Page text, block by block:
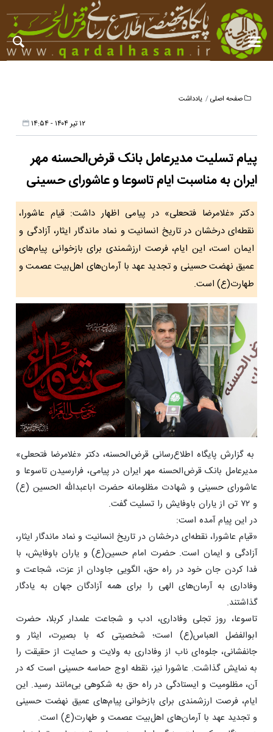
صفحه اصلی یادداشت
۱۲ تیر ۱۴۰۴ - ۱۴:۵۴
پیام تسلیت مدیرعامل بانک قرض‌الحسنه مهر
ایران به مناسبت ایام تاسوعا و عاشورای حسینی
دکتر «غلامرضا فتحعلی» در پیامی اظهار داشت: قیام عاشورا،
نقطه‌ای درخشان در تاریخ انسانیت و نماد ماندگار ایثار، آزادگی و
ایمان است، این ایام، فرصت ارزشمندی برای بازخوانی پیام‌های
عمیق نهضت حسینی و تجدید عهد با آرمان‌های اهل‌بیت عصمت و
طهارت(ع) است.
به گزارش پایگاه اطلاع‌رسانی قرض‌الحسنه، دکتر «غلامرضا فتحعلی»
مدیرعامل بانک قرض‌الحسنه مهر ایران در پیامی، فرارسیدن تاسوعا و
عاشورای حسینی و شهادت مظلومانه حضرت اباعبدالله الحسین (ع)
و ۷۲ تن از یاران باوفایش را تسلیت گفت.
در این پیام آمده است:
«قیام عاشورا، نقطه‌ای درخشان در تاریخ انسانیت و نماد ماندگار ایثار،
آزادگی و ایمان است. حضرت امام حسین(ع) و یاران باوفایش، با
فدا کردن جان خود در راه حق، الگویی جاودان از عزت، شجاعت و
وفاداری به آرمان‌های الهی را برای همه آزادگان جهان به یادگار
گذاشتند.
تاسوعا، روز تجلی وفاداری، ادب و شجاعت علمدار کربلا، حضرت
ابوالفضل العباس(ع) است؛ شخصیتی که با بصیرت، ایثار و
جانفشانی، جلوه‌ای ناب از وفاداری به ولایت و حمایت از حقیقت را
به نمایش گذاشت. عاشورا نیز، نقطه اوج حماسه حسینی است که در
آن، مظلومیت و ایستادگی در راه حق به شکوهی بی‌مانند رسید. این
ایام، فرصت ارزشمندی برای بازخوانی پیام‌های عمیق نهضت حسینی
و تجدید عهد با آرمان‌های اهل‌بیت عصمت و طهارت(ع) است.